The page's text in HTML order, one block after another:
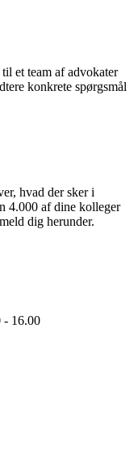
et team af advokater
konkrete spørgsmål
hvad der sker i
4.000 af dine kolleger
dig herunder.
- 16.00